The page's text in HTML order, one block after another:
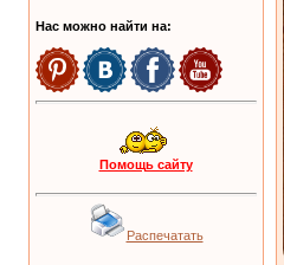
Нас можно найти на:
Помощь сайту
Распечатать